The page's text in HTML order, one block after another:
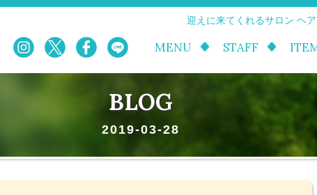
迎えに来てくれるサロン ヘ
MENU STAFF
BLOG
2019-03-28